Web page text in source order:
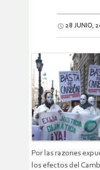
28 JUNIO,
Por las razones
los efectos del